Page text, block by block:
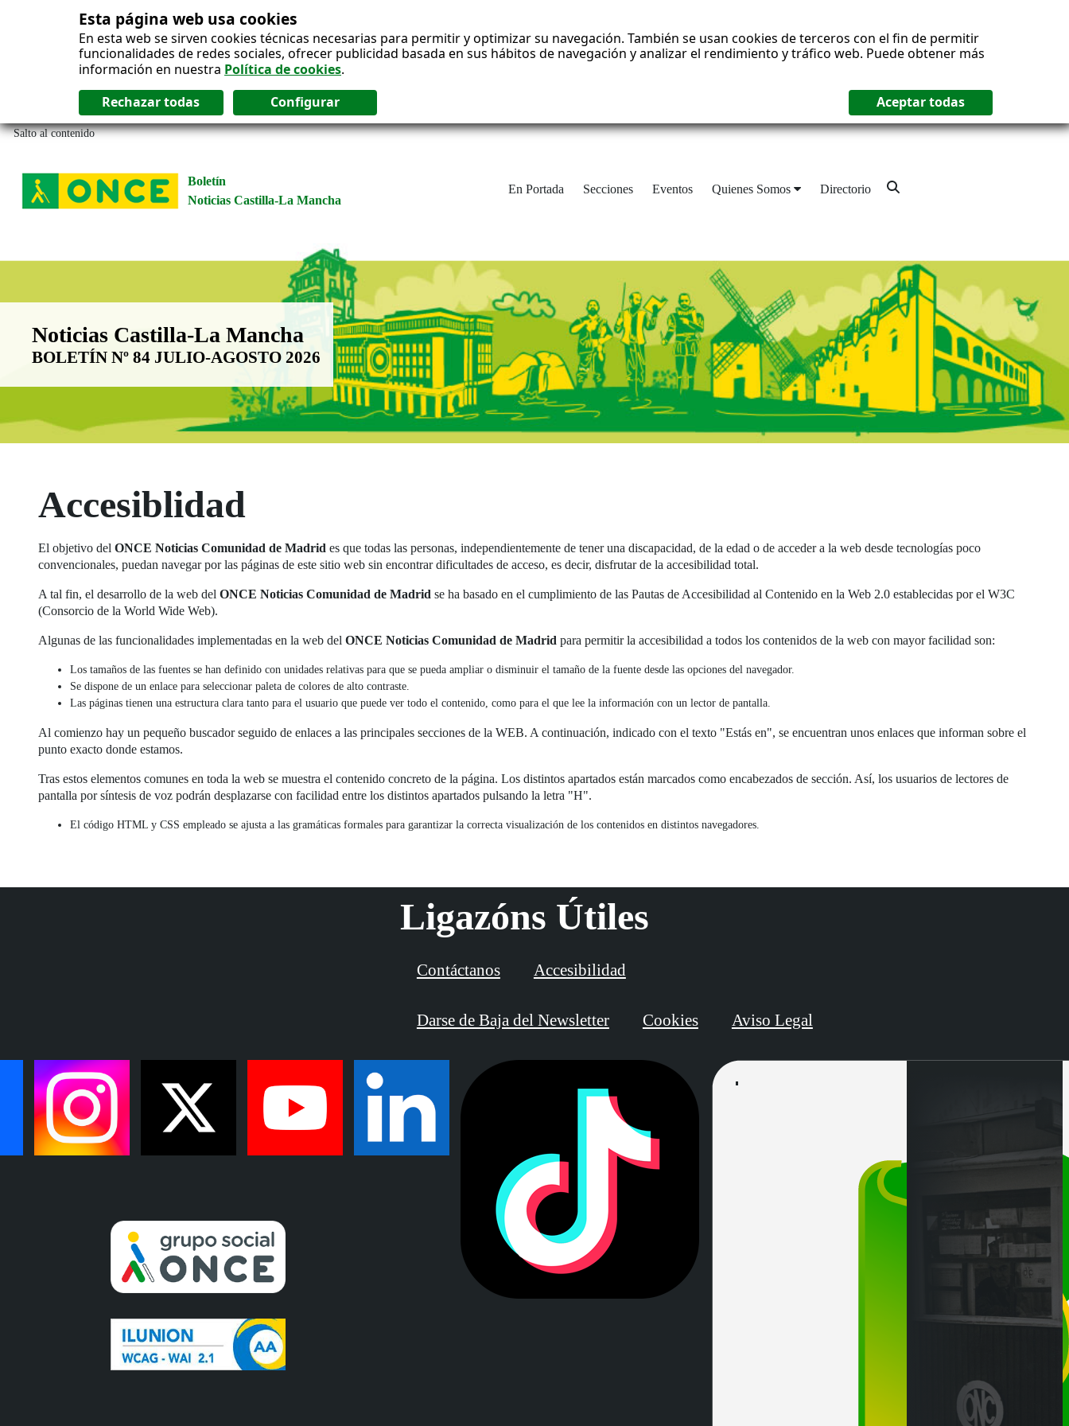
Esta página web usa cookies
En esta web se sirven cookies técnicas necesarias para permitir y optimizar su navegación. También se usan cookies de terceros con el fin de permitir
funcionalidades de redes sociales, ofrecer publicidad basada en sus hábitos de navegación y analizar el rendimiento y tráfico web. Puede obtener más
información en nuestra Política de cookies.
Salto al contenido
Boletín
Noticias Castilla-La Mancha
En Portada Secciones Eventos Quienes Somos Directorio
Boletín Noticias Castilla-La Mancha
Noticias Castilla-La Mancha
BOLETÍN Nº 84 JULIO-AGOSTO 2026
Accesiblidad
El objetivo del ONCE Noticias Comunidad de Madrid es que todas las personas, independientemente de tener una discapacidad, de la edad o de acceder a la web desde tecnologías poco
convencionales, puedan navegar por las páginas de este sitio web sin encontrar dificultades de acceso, es decir, disfrutar de la accesibilidad total.
A tal fin, el desarrollo de la web del ONCE Noticias Comunidad de Madrid se ha basado en el cumplimiento de las Pautas de Accesibilidad al Contenido en la Web 2.0 establecidas por el W3C
(Consorcio de la World Wide Web).
Algunas de las funcionalidades implementadas en la web del ONCE Noticias Comunidad de Madrid para permitir la accesibilidad a todos los contenidos de la web con mayor facilidad son:
Los tamaños de las fuentes se han definido con unidades relativas para que se pueda ampliar o disminuir el tamaño de la fuente desde las opciones del navegador.
Se dispone de un enlace para seleccionar paleta de colores de alto contraste.
Las páginas tienen una estructura clara tanto para el usuario que puede ver todo el contenido, como para el que lee la información con un lector de pantalla.
Al comienzo hay un pequeño buscador seguido de enlaces a las principales secciones de la WEB. A continuación, indicado con el texto "Estás en", se encuentran unos enlaces que informan sobre el
punto exacto donde estamos.
Tras estos elementos comunes en toda la web se muestra el contenido concreto de la página. Los distintos apartados están marcados como encabezados de sección. Así, los usuarios de lectores de
pantalla por síntesis de voz podrán desplazarse con facilidad entre los distintos apartados pulsando la letra "H".
El código HTML y CSS empleado se ajusta a las gramáticas formales para garantizar la correcta visualización de los contenidos en distintos navegadores.
Ligazóns Útiles
Contáctanos Accesibilidad
Darse de Baja del Newsletter Cookies Aviso Legal